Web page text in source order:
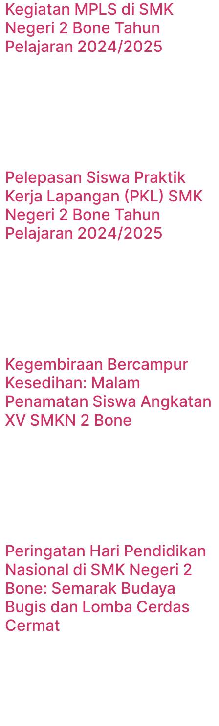
Kegiatan MPLS di SMK
Negeri 2 Bone Tahun
Pelajaran 2024/2025
Pelepasan Siswa Praktik
Kerja Lapangan (PKL) SMK
Negeri 2 Bone Tahun
Pelajaran 2024/2025
Kegembiraan Bercampur
Kesedihan: Malam
Penamatan Siswa Angkatan
XV SMKN 2 Bone
Peringatan Hari Pendidikan
Nasional di SMK Negeri 2
Bone: Semarak Budaya
Bugis dan Lomba Cerdas
Cermat